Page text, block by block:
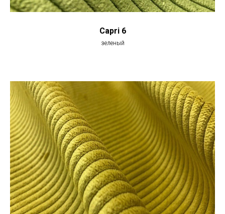
Capri 6
зеленый